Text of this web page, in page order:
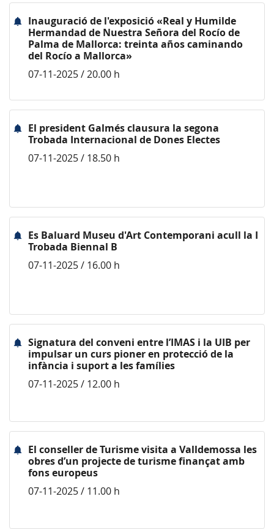
Inauguració de l'exposició «Real y Humilde
Hermandad de Nuestra Señora del Rocío de
Palma de Mallorca: treinta años caminando
del Rocío a Mallorca»
07-11-2025 / 20.00 h
El president Galmés clausura la segona
Trobada Internacional de Dones Electes
07-11-2025 / 18.50 h
Es Baluard Museu d'Art Contemporani acull la I
Trobada Biennal B
07-11-2025 / 16.00 h
Signatura del conveni entre l’IMAS i la UIB per
impulsar un curs pioner en protecció de la
infància i suport a les famílies
07-11-2025 / 12.00 h
El conseller de Turisme visita a Valldemossa les
obres d’un projecte de turisme finançat amb
fons europeus
07-11-2025 / 11.00 h